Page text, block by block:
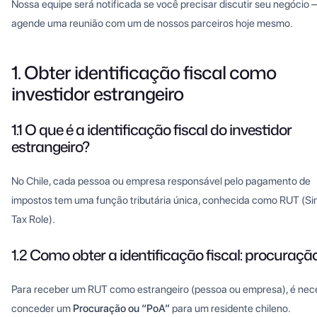
Nossa equipe será notificada se você precisar discutir seu negócio
agende uma reunião com um de nossos parceiros hoje mesmo.
1. Obter identificação fiscal como
investidor estrangeiro
1.1 O que é a identificação fiscal do investidor
estrangeiro?
No Chile, cada pessoa ou empresa responsável pelo pagamento de
impostos tem uma função tributária única, conhecida como RUT
Tax Role).
1.2 Como obter a identificação fiscal:
Para receber um RUT como estrangeiro (pessoa ou empresa), é
conceder um Procuração ou “PoA” para um residente chileno.